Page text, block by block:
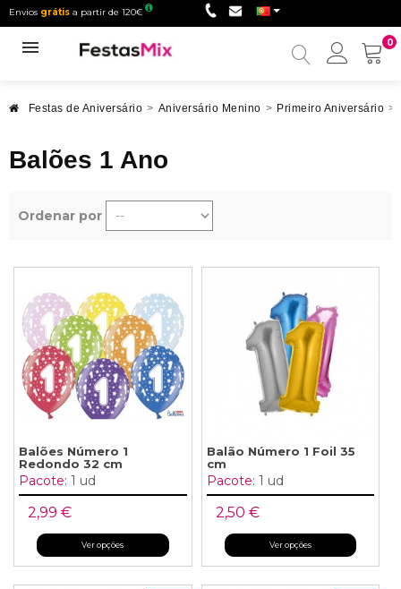
Envios grátis a partir de 120€
0
Minha
Festas de Aniversário > Aniversário Menino > Primeiro Aniversário >
Balões 1 Ano
Ordenar por
Balões Número 1
Redondo 32 cm
Pacote: 1 ud
2,99 €
Ver opções
Balão Número 1 Foil 35
cm
Pacote: 1 ud
2,50 €
Ver opções